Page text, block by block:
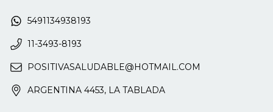
5491134938193
11-3493-8193
POSITIVASALUDABLE@HOTMAIL.COM
ARGENTINA 4453, LA TABLADA